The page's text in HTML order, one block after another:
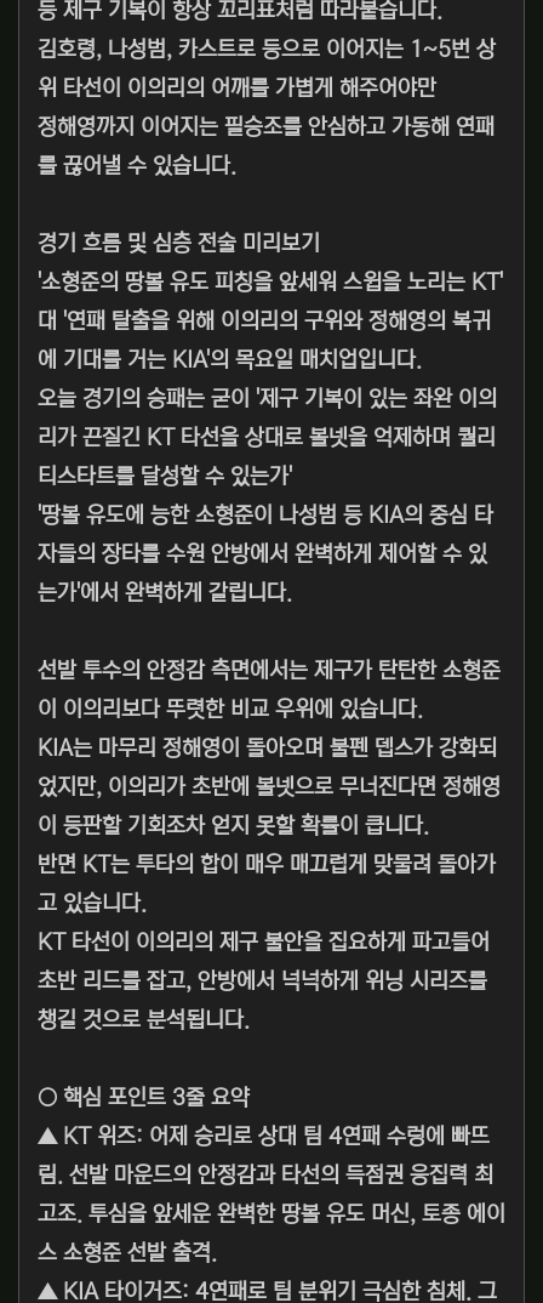
등 제구 기복이 항상 꼬리표처럼 따라붙습니다.
김호령, 나성범, 카스트로 등으로 이어지는 1~5번 상
위 타선이 이의리의 어깨를 가볍게 해주어야만
정해영까지 이어지는 필승조를 안심하고 가동해 연패
를 끊어낼 수 있습니다.
경기 흐름 및 심층 전술 미리보기
'소형준의 땅볼 유도 피칭을 앞세워 스윕을 노리는 KT'
대 '연패 탈출을 위해 이의리의 구위와 정해영의 복귀
에 기대를 거는 KIA'의 목요일 매치업입니다.
오늘 경기의 승패는 굳이 '제구 기복이 있는 좌완 이의
리가 끈질긴 KT 타선을 상대로 볼넷을 억제하며 퀄리
티스타트를 달성할 수 있는가'
'땅볼 유도에 능한 소형준이 나성범 등 KIA의 중심 타
자들의 장타를 수원 안방에서 완벽하게 제어할 수 있
는가'에서 완벽하게 갈립니다.
선발 투수의 안정감 측면에서는 제구가 탄탄한 소형준
이 이의리보다 뚜렷한 비교 우위에 있습니다.
KIA는 마무리 정해영이 돌아오며 불펜 뎁스가 강화되
었지만, 이의리가 초반에 볼넷으로 무너진다면 정해영
이 등판할 기회조차 얻지 못할 확률이 큽니다.
반면 KT는 투타의 합이 매우 매끄럽게 맞물려 돌아가
고 있습니다.
KT 타선이 이의리의 제구 불안을 집요하게 파고들어
초반 리드를 잡고, 안방에서 넉넉하게 위닝 시리즈를
챙길 것으로 분석됩니다.
○ 핵심 포인트 3줄 요약
▲ KT 위즈: 어제 승리로 상대 팀 4연패 수렁에 빠뜨
림. 선발 마운드의 안정감과 타선의 득점권 응집력 최
고조. 투심을 앞세운 완벽한 땅볼 유도 머신, 토종 에이
스 소형준 선발 출격.
▲ KIA 타이거즈: 4연패로 팀 분위기 극심한 침체. 그